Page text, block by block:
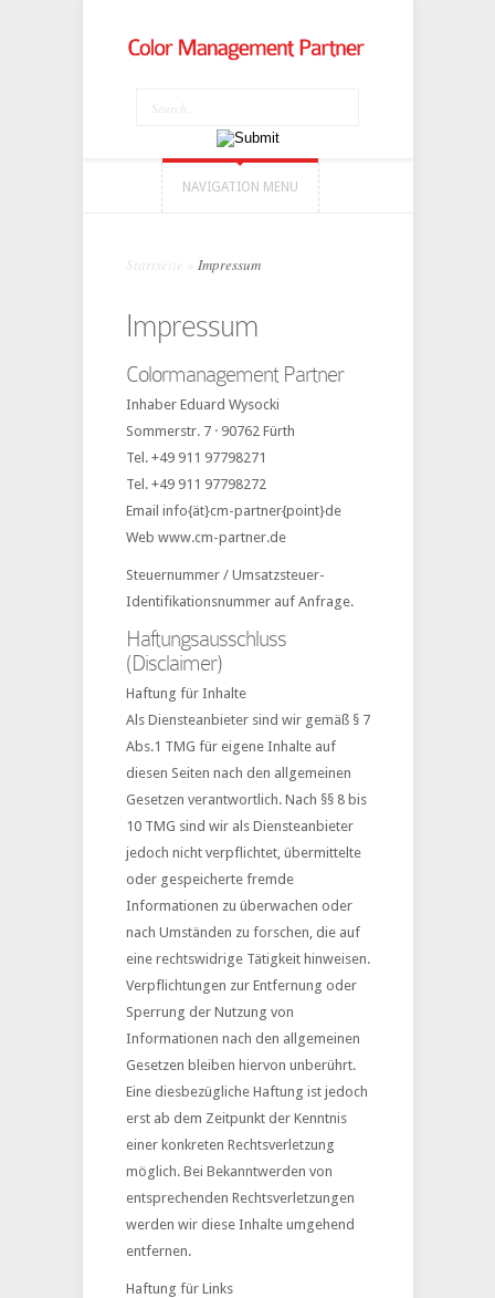
NAVIGATION MENU
Startseite Impressum
Impressum
Colormanagement Partner
Inhaber Eduard Wysocki
Sommerstr. 7 · 90762 Fürth
Tel. +49 911 97798271
Tel. +49 911 97798272
Email info{ät}cm-partner{point}de
Web www.cm-partner.de
Steuernummer / Umsatzsteuer-
Identifikationsnummer auf Anfrage.
Haftungsausschluss
(Disclaimer)
Haftung für Inhalte
Als Diensteanbieter sind wir gemäß § 7
Abs.1 TMG für eigene Inhalte auf
diesen Seiten nach den allgemeinen
Gesetzen verantwortlich. Nach §§ 8 bis
10 TMG sind wir als Diensteanbieter
jedoch nicht verpflichtet, übermittelte
oder gespeicherte fremde
Informationen zu überwachen oder
nach Umständen zu forschen, die auf
eine rechtswidrige Tätigkeit hinweisen.
Verpflichtungen zur Entfernung oder
Sperrung der Nutzung von
Informationen nach den allgemeinen
Gesetzen bleiben hiervon unberührt.
Eine diesbezügliche Haftung ist jedoch
erst ab dem Zeitpunkt der Kenntnis
einer konkreten Rechtsverletzung
möglich. Bei Bekanntwerden von
entsprechenden Rechtsverletzungen
werden wir diese Inhalte umgehend
entfernen.
Haftung für Links